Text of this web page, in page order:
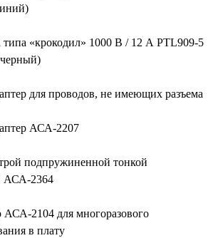
«крокодил» 1000 В / 12 А PTL909-5
для проводов, не имеющих разъема
АСА-2207
подпружиненной тонкой
АСА-2364
АСА-2104 для многоразового
в плату